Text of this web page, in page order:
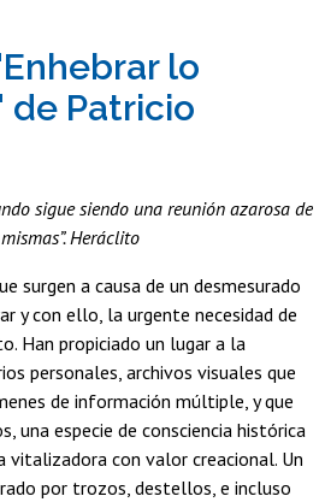
lo
de Patricio
sigue siendo una reunión azarosa de
Heráclito
surgen a causa de un desmesurado
y con ello, la urgente necesidad de
Han propiciado un lugar a la
personales, archivos visuales que
de información múltiple, y que
una especie de consciencia histórica
vitalizadora con valor creacional. Un
por trozos, destellos, e incluso